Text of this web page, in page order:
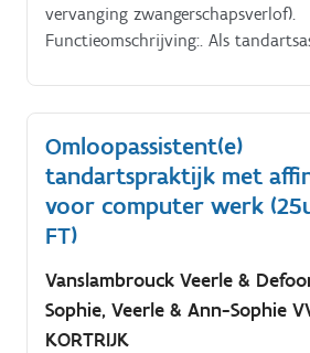
vervanging zwangerschapsverlof).
Functieomschrijving:. Als
Omloopassistent(e)
tandartspraktijk met
voor computer werk
FT)
Vanslambrouck Veerle &
Sophie, Veerle & Ann-Sophie
KORTRIJK